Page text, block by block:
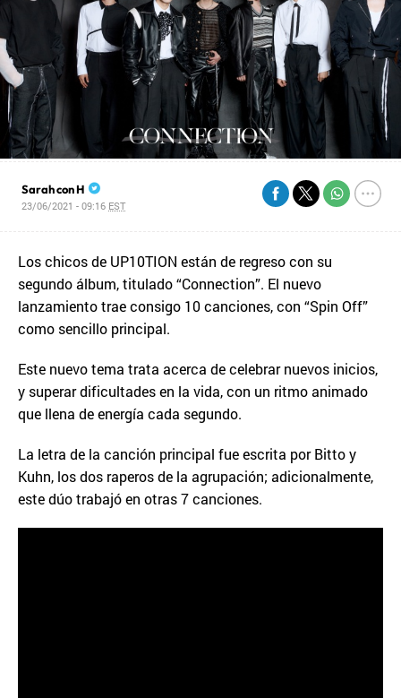
Sarah con H
23/06/2021 - 09:16 EST
Los chicos de UP10TION están de regreso con su
segundo álbum, titulado “Connection”. El nuevo
lanzamiento trae consigo 10 canciones, con “Spin Off”
como sencillo principal.
Este nuevo tema trata acerca de celebrar nuevos inicios,
y superar dificultades en la vida, con un ritmo animado
que llena de energía cada segundo.
La letra de la canción principal fue escrita por Bitto y
Kuhn, los dos raperos de la agrupación; adicionalmente,
este dúo trabajó en otras 7 canciones.